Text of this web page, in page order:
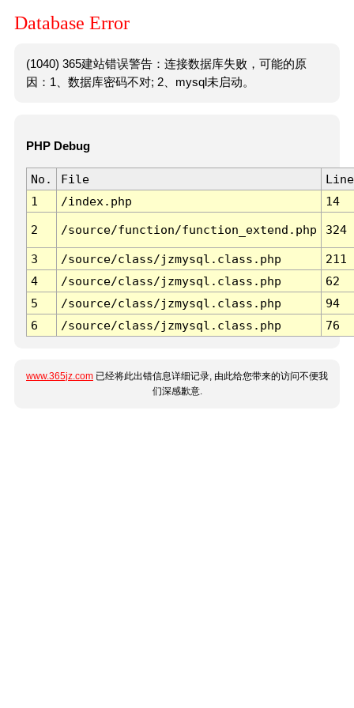
Database Error
(1040) 365建站错误警告：连接数据库失败，可能的原
因：1、数据库密码不对; 2、mysql未启动。
PHP Debug
No. File
Line
1
/index.php 14
2 /source/function/function_extend.php 324
3 /source/class/jzmysql.class.php
211
4
/source/class/jzmysql.class.php
62
5
/source/class/jzmysql.class.php
94
6
/source/class/jzmysql.class.php 76
www.365jz.com 已经将此出错信息详细记录, 由此给您带来的访问不便我
们深感歉意.